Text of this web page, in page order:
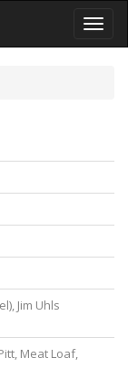
Toggle
Jim Uhls
Meat Loaf,